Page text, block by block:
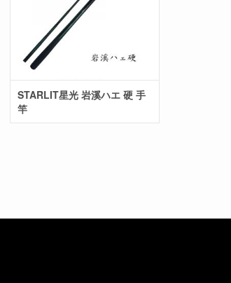
STARLIT星光 岩溪ハエ 硬 手
竿